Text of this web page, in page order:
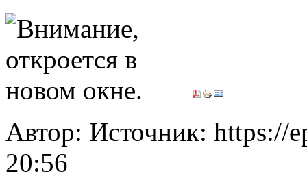
Автор: Источник: https://
20:56